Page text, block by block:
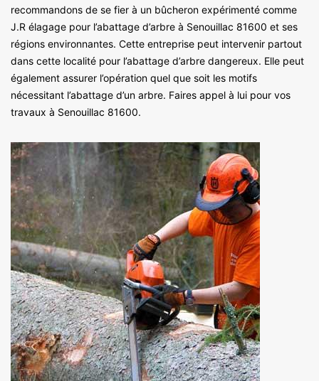
recommandons de se fier à un bûcheron expérimenté comme
J.R élagage pour l’abattage d’arbre à Senouillac 81600 et ses
régions environnantes. Cette entreprise peut intervenir partout
dans cette localité pour l’abattage d’arbre dangereux. Elle peut
également assurer l’opération quel que soit les motifs
nécessitant l’abattage d’un arbre. Faires appel à lui pour vos
travaux à Senouillac 81600.